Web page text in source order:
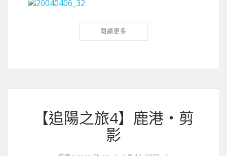
閱讀更多
【追陽之旅4】鹿港‧剪
影